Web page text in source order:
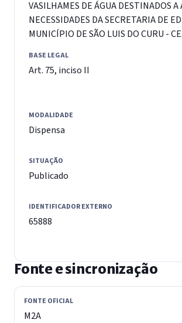
VASILHAMES DE ÁGUA DESTINADOS A
NECESSIDADES DA SECRETARIA DE
MUNICÍPIO DE SÃO LUIS DO CURU - CE.
BASE LEGAL
Art. 75, inciso II
MODALIDADE
Dispensa
SITUAÇÃO
Publicado
IDENTIFICADOR EXTERNO
65888
Fonte e sincronização
FONTE OFICIAL
M2A